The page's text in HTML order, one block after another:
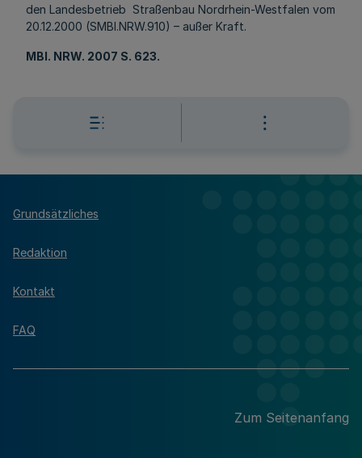
den Landesbetrieb Straßenbau Nordrhein-Westfalen vom
20.12.2000 (SMBl.NRW.910) – außer Kraft.
MBl. NRW. 2007 S. 623.
Grundsätzliches
Redaktion
Kontakt
FAQ
Zum Seitenanfang